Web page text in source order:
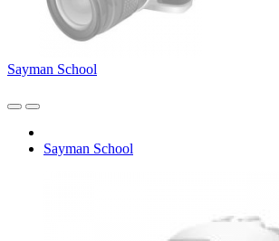
Sayman School
Sayman School